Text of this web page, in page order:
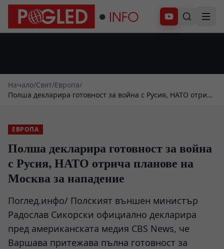
Абонирай се
Начало/Свят/Европа/
Полша декларира готовност за война с Русия, НАТО отрича
ЕВРОПА
Полша декларира готовност за война
с Русия, НАТО отрича планове на
Москва за нападение
Поглед.инфо/ Полският външен министър
Радослав Сикорски официално декларира
пред американската медия CBS News, че
Варшава притежава пълна готовност за